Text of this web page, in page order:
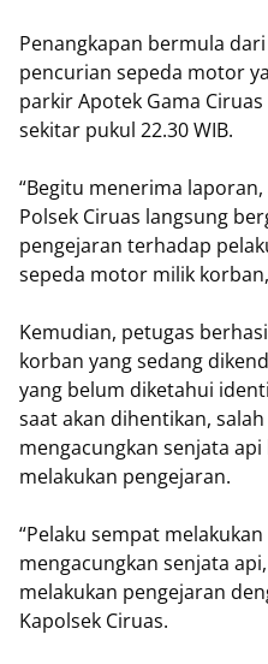
Penangkapan bermula
pencurian sepeda motor
parkir Apotek Gama
sekitar pukul 22.30 WIB.
“Begitu menerima
Polsek Ciruas langsung
pengejaran terhadap
sepeda motor milik
Kemudian, petugas
korban yang sedang
yang belum diketahui
saat akan dihentikan,
mengacungkan senjata
melakukan pengejaran.
“Pelaku sempat
mengacungkan senjata
melakukan pengejaran
Kapolsek Ciruas.